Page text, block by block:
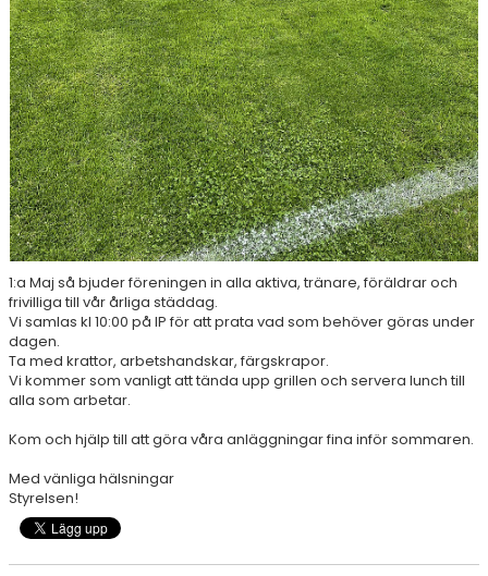
1:a Maj så bjuder föreningen in alla aktiva, tränare, föräldrar och
frivilliga till vår årliga städdag.
Vi samlas kl 10:00 på IP för att prata vad som behöver göras under
dagen.
Ta med krattor, arbetshandskar, färgskrapor.
Vi kommer som vanligt att tända upp grillen och servera lunch till
alla som arbetar.
Kom och hjälp till att göra våra anläggningar fina inför sommaren.
Med vänliga hälsningar
Styrelsen!